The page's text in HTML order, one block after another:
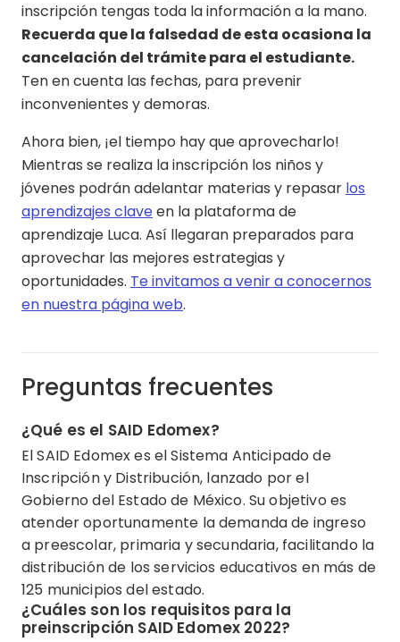
inscripción tengas toda la información a la mano.
Recuerda que la falsedad de esta ocasiona la
cancelación del trámite para el estudiante.
Ten en cuenta las fechas, para prevenir
inconvenientes y demoras.
Ahora bien, ¡el tiempo hay que aprovecharlo!
Mientras se realiza la inscripción los niños y
jóvenes podrán adelantar materias y repasar los
aprendizajes claveen la plataforma de
aprendizaje Luca. Así llegaran preparados para
aprovechar las mejores estrategias y
oportunidades. Te invitamos a venir a conocernos
en nuestra página web.
Preguntas frecuentes
¿Qué es el SAID Edomex?
El SAID Edomex es el Sistema Anticipado de
Inscripción y Distribución, lanzado por el
Gobierno del Estado de México. Su objetivo es
atender oportunamente la demanda de ingreso
a preescolar, primaria y secundaria, facilitando la
distribución de los servicios educativos en más de
125 municipios del estado.
¿Cuáles son los requisitos para la
preinscripción SAID Edomex 2022?